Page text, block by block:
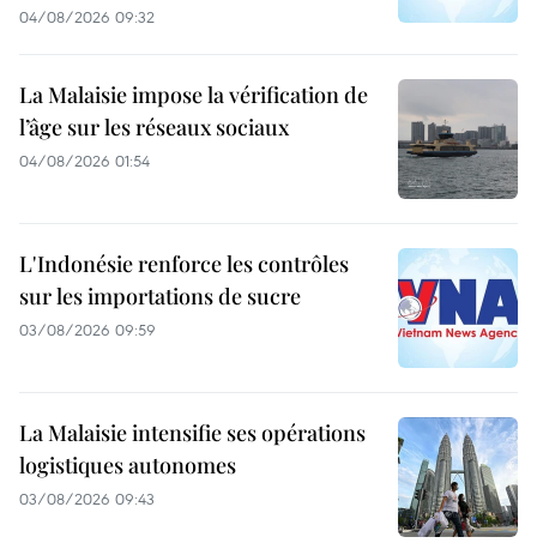
04/08/2026 09:32
La Malaisie impose la vérification de
l’âge sur les réseaux sociaux
04/08/2026 01:54
L'Indonésie renforce les contrôles
sur les importations de sucre
03/08/2026 09:59
La Malaisie intensifie ses opérations
logistiques autonomes
03/08/2026 09:43